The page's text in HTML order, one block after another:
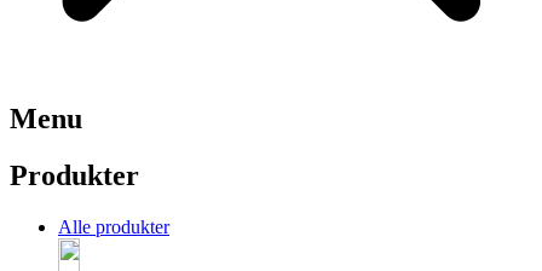
Menu
Produkter
Alle produkter